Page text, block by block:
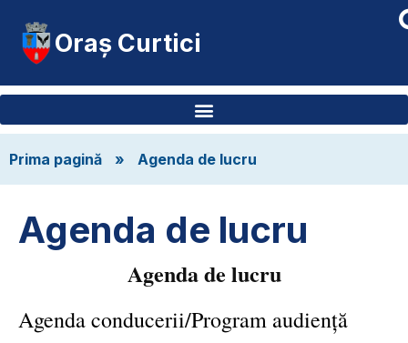
Oraș Curtici
Prima pagină » Agenda de lucru
Agenda de lucru
Agenda de lucru
Agenda conducerii/Program audiență